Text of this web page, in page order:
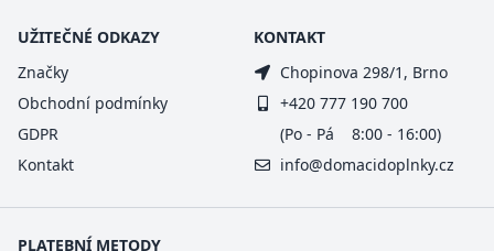
UŽITEČNÉ ODKAZY
Značky
Obchodní podmínky
GDPR
Kontakt
KONTAKT
Chopinova 298/1, Brno
+420 777 190 700
(Po - Pá 8:00 - 16:00)
info@domacidoplnky.cz
PLATEBNÍ METODY